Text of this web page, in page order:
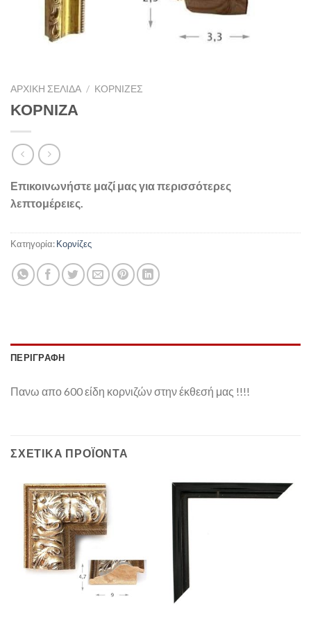
ΑΡΧΙΚΉ ΣΕΛΊΔΑ / ΚΟΡΝΊΖΕΣ
ΚΟΡΝΙΖΑ
Επικοινωνήστε μαζί μας για περισσότερες
λεπτομέρειες.
Κατηγορία:Κορνίζες
ΠΕΡΙΓΡΑΦΉ
Πανω απο 600 είδη κορνιζών στην έκθεσή μας !!!!
ΣΧΕΤΙΚΆ ΠΡΟΪΌΝΤΑ